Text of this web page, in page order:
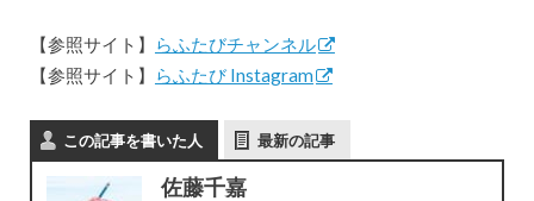
【参照サイト】
らふたびチャンネル
【参照サイト】
らふたび Instagram
この記事を書いた人 最新の記事
佐藤千嘉